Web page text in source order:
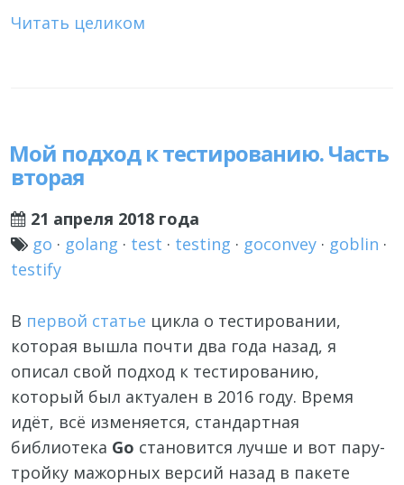
Читать целиком
Мой подход к тестированию. Часть
вторая
21 апреля 2018 года
go · golang · test · testing · goconvey · goblin ·
testify
В первой статье цикла о тестировании,
которая вышла почти два года назад, я
описал свой подход к тестированию,
который был актуален в 2016 году. Время
идёт, всё изменяется, стандартная
библиотека Go становится лучше и вот пару-
тройку мажорных версий назад в пакете